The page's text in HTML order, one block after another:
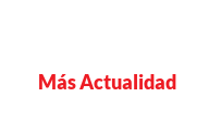
Más Actualidad